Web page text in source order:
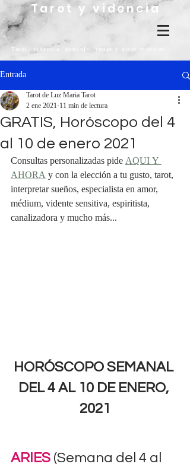
Tarot y videncia
Tarot, videncia, pendulo, runas y otras mancias
Entrada
GRATIS, Horóscopo del 4
al 10 de enero 2021
Tarot de Luz Maria Tarot
2 ene 2021 11 min de lectura
Consultas personalizadas pide AQUI Y
AHORA y con la elección a tu gusto, tarot,
interpretar sueños, especialista en amor,
médium, vidente sensitiva, espiritista,
canalizadora y mucho más...
HORÓSCOPO SEMANAL
DEL 4 AL 10 DE ENERO,
2021
ARIES (Semana del 4 al